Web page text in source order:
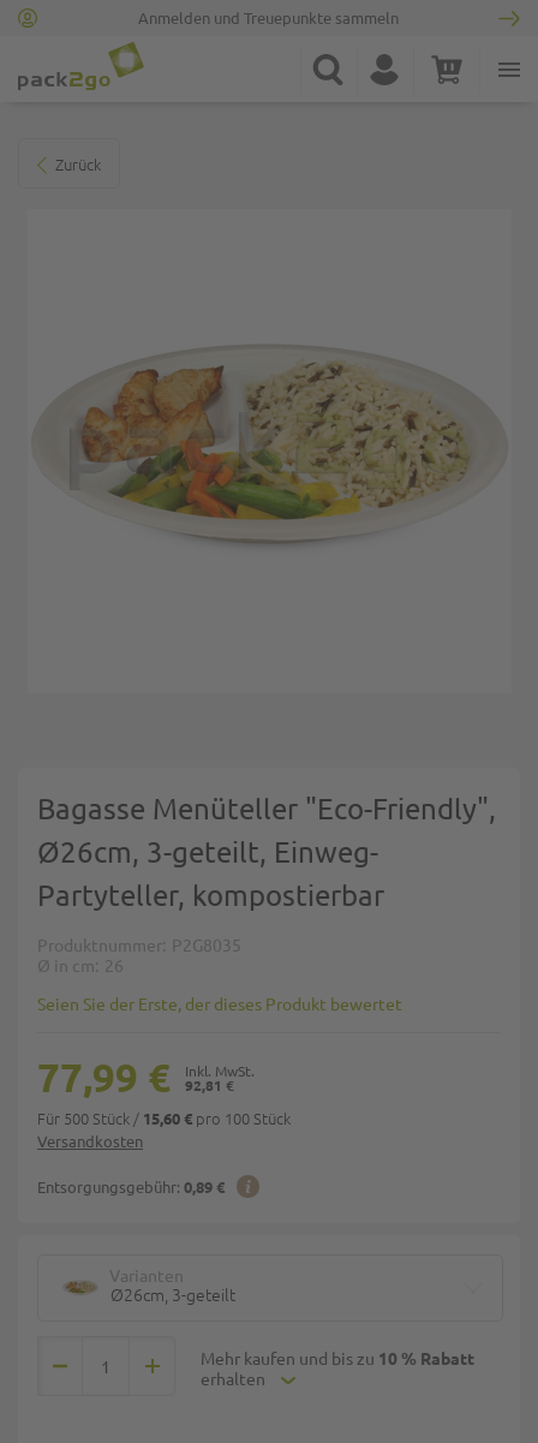
Anmelden und Treuepunkte sammeln
Suche Konto Warenkorb
Zurück
Bagasse Menüteller "Eco-Friendly",
Ø26cm, 3-geteilt, Einweg-
Partyteller, kompostierbar
Produktnummer P2G8035
Ø in cm
26
Seien Sie der Erste, der dieses Produkt bewertet
Versandkosten
Entsorgungsgebühr: 0,89 €
92,81 €
77,99 €
Für 500 Stück / 15,60 € pro 100 Stück
Varianten
Ø26cm, 3-geteilt
Mehr kaufen und bis zu 10 % Rabatt
erhalten